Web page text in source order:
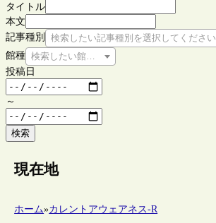
タイトル
本文
記事種別
検索したい記事種別を選択してください
館種 検索したい館種を選択してください
投稿日
～
検索
現在地
ホーム»カレントアウェアネス-R